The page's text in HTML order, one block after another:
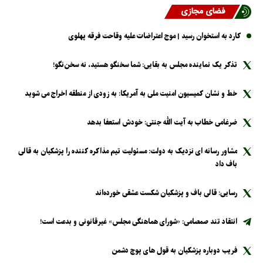
فضای مجازی
کارد به استخوان رسید | موج اعتراضات علیه وقاحت فرقه پهلوی
تذکر یک نماینده مجلس به بقایی: شما سخنگو هستید، نه سخن‌نگو!
خط و نشان کمیسیون امنیت ملی به آمریکا: به زودی از منطقه اخراج می شوید
ضرغامی خطاب به آیت الله جنتی: خودش استعفا بدهد
مشاور رسانه ای نزدیک به دولت: مسئولیت تیم مذاکره کننده را پزشکیان به قالی
باف داد
رسایی: قالی باف و پزشکیان شکست عشقی خورده‌اند
انتقاد تند صمصامی: «شورای هماهنگی مجلس» غیرقانونی و بدعت است!
فریب دوباره پزشکیان به قول های پوچ دشمن